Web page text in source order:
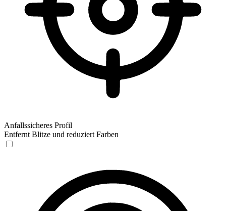
Anfallssicheres Profil
Entfernt Blitze und reduziert Farben